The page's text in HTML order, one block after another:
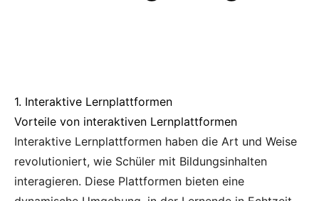
1. Interaktive Lernplattformen
Vorteile von interaktiven Lernplattformen
Interaktive Lernplattformen haben die Art und Weise
revolutioniert, wie Schüler mit Bildungsinhalten
interagieren. Diese Plattformen bieten eine